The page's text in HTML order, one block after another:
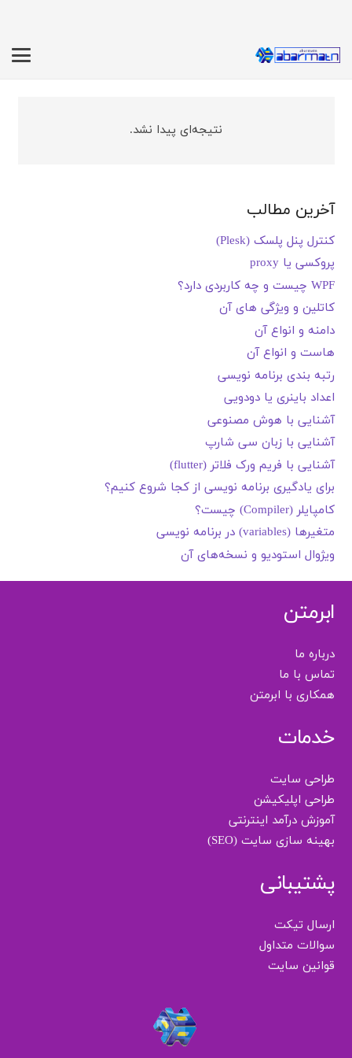
نتیجه‌ای پیدا نشد.
آخرین مطالب
کنترل پنل پلسک (Plesk)
پروکسی یا proxy
WPF چیست و چه کاربردی دارد؟
کاتلین و ویژگی های آن
دامنه و انواع آن
هاست و انواع آن
رتبه بندی برنامه نویسی
اعداد باینری یا دودویی
آشنایی با هوش مصنوعی
آشنایی با زبان سی شارپ
آشنایی با فریم ورک فلاتر (flutter)
برای یادگیری برنامه نویسی از کجا شروع کنیم؟
کامپایلر (Compiler) چیست؟
متغیرها (variables) در برنامه نویسی
ویژوال استودیو و نسخه‌های آن
ابرمتن
درباره ما
تماس با ما
همکاری با ابرمتن
خدمات
طراحی سایت
طراحی اپلیکیشن
آموزش درآمد اینترنتی
بهینه سازی سایت (SEO)
پشتیبانی
ارسال تیکت
سوالات متداول
قوانین سایت